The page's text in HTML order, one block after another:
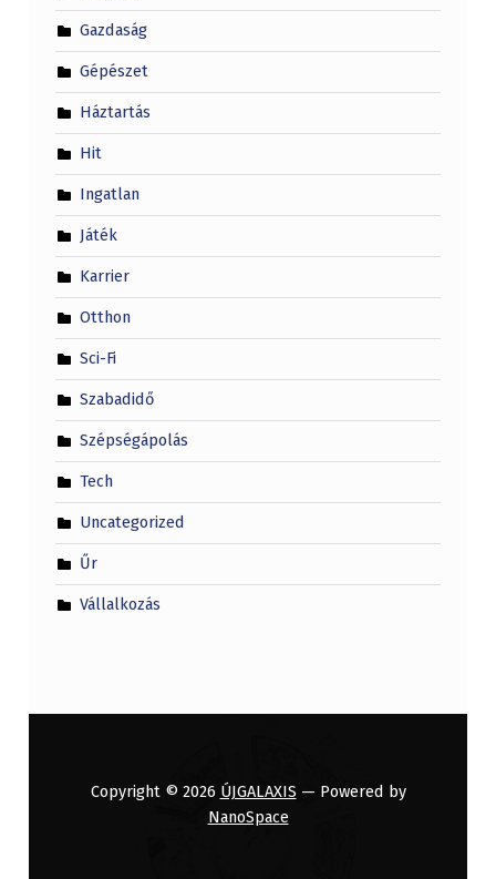
Gazdaság
Gépészet
Háztartás
Hit
Ingatlan
Játék
Karrier
Otthon
Sci-Fi
Szabadidő
Szépségápolás
Tech
Uncategorized
Űr
Vállalkozás
Copyright © 2026 ÚJGALAXIS — Powered by
NanoSpace